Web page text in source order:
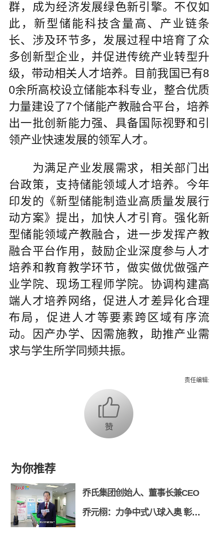
群，成为经济发展绿色新引擎。不仅如
此，新型储能科技含量高、产业链条
长、涉及环节多，发展过程中培育了众
多创新型企业，并促进传统产业转型升
级，带动相关人才培养。目前我国已有8
0余所高校设立储能本科专业，整合优质
力量建设了7个储能产教融合平台，培养
出一批创新能力强、具备国际视野和引
领产业快速发展的领军人才。
为满足产业发展需求，相关部门出
台政策，支持储能领域人才培养。今年
印发的《新型储能制造业高质量发展行
动方案》提出，加快人才引育。强化新
型储能领域产教融合，进一步发挥产教
融合平台作用，鼓励企业深度参与人才
培养和教育教学环节，做实做优做强产
业学院、现场工程师学院。协调构建高
端人才培养网络，促进人才差异化合理
布局，促进人才等要素跨区域有序流
动。因产办学、因需施教，助推产业需
求与学生所学同频共振。
责任编辑:
为你推荐
乔氏集团创始人、董事长兼CEO
乔元栩：力争中式八球入奥 彰显